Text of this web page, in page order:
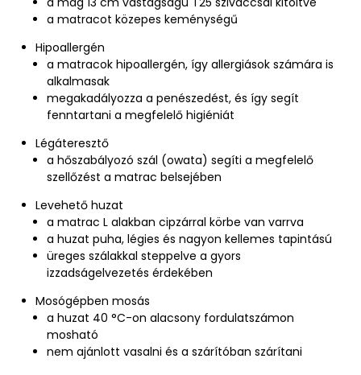
a matracot közepes keménységű
Hipoallergén
a matracok hipoallergén, így allergiások számára is
alkalmasak
megakadályozza a penészedést, és így segít
fenntartani a megfelelő higiéniát
Légáteresztő
a hőszabályozó szál (owata) segíti a megfelelő
szellőzést a matrac belsejében
Levehető huzat
a matrac L alakban cipzárral körbe van varrva
a huzat puha, légies és nagyon kellemes tapintású
üreges szálakkal steppelve a gyors
izzadságelvezetés érdekében
Mosógépben mosás
a huzat 40 °C-on alacsony fordulatszámon
mosható
nem ajánlott vasalni és a szárítóban szárítani